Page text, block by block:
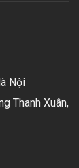
Nội
Thanh Xuân,